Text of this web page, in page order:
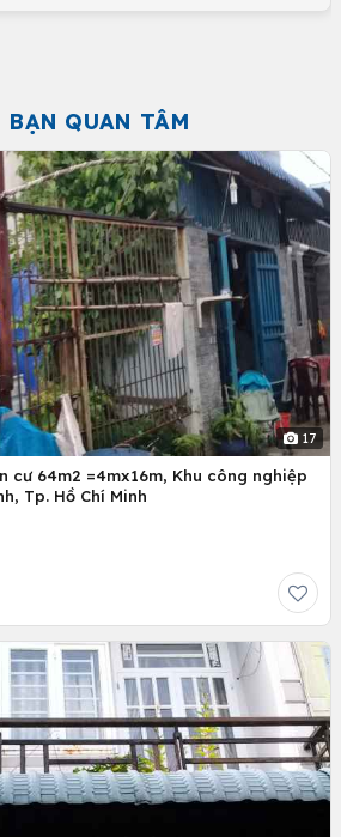
QUAN TÂM
17
cư 64m2 =4mx16m, Khu công nghiệp
Tp. Hồ Chí Minh